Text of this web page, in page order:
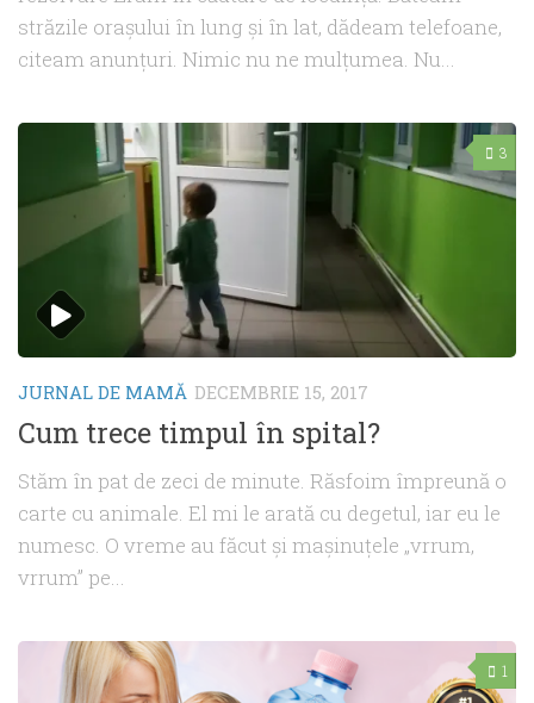
străzile orașului în lung și în lat, dădeam telefoane,
citeam anunțuri. Nimic nu ne mulțumea. Nu...
3
JURNAL DE MAMĂ DECEMBRIE 15, 2017
Cum trece timpul în spital?
Stăm în pat de zeci de minute. Răsfoim împreună o
carte cu animale. El mi le arată cu degetul, iar eu le
numesc. O vreme au făcut şi maşinuţele „vrrum,
vrrum” pe...
1